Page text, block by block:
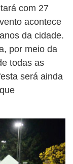
com 27
acontece
da cidade.
por meio da
todas as
será ainda